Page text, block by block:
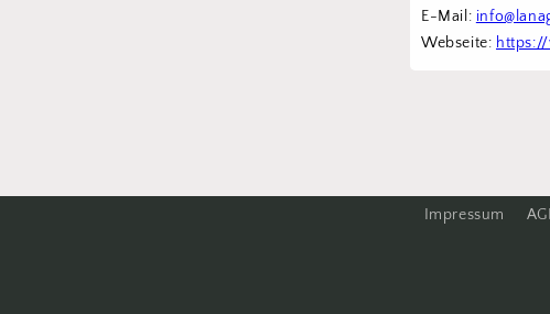
E-Mail:
Webseite:
Impressum